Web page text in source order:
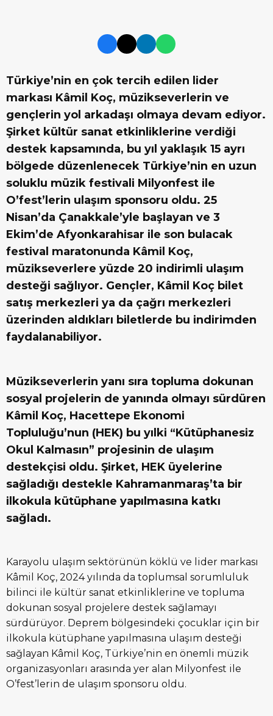
Türkiye’nin en çok tercih edilen lider
markası Kâmil Koç, müzikseverlerin ve
gençlerin yol arkadaşı olmaya devam ediyor.
Şirket kültür sanat etkinliklerine verdiği
destek kapsamında, bu yıl yaklaşık 15 ayrı
bölgede düzenlenecek Türkiye’nin en uzun
soluklu müzik festivali Milyonfest ile
O’fest’lerin ulaşım sponsoru oldu. 25
Nisan’da Çanakkale’yle başlayan ve 3
Ekim’de Afyonkarahisar ile son bulacak
festival maratonunda Kâmil Koç,
müzikseverlere yüzde 20 indirimli ulaşım
desteği sağlıyor. Gençler, Kâmil Koç bilet
satış merkezleri ya da çağrı merkezleri
üzerinden aldıkları biletlerde bu indirimden
faydalanabiliyor.
Müzikseverlerin yanı sıra topluma dokunan
sosyal projelerin de yanında olmayı sürdüren
Kâmil Koç, Hacettepe Ekonomi
Topluluğu’nun (HEK) bu yılki “Kütüphanesiz
Okul Kalmasın” projesinin de ulaşım
destekçisi oldu. Şirket, HEK üyelerine
sağladığı destekle Kahramanmaraş’ta bir
ilkokula kütüphane yapılmasına katkı
sağladı.
Karayolu ulaşım sektörünün köklü ve lider markası
Kâmil Koç, 2024 yılında da toplumsal sorumluluk
bilinci ile kültür sanat etkinliklerine ve topluma
dokunan sosyal projelere destek sağlamayı
sürdürüyor. Deprem bölgesindeki çocuklar için bir
ilkokula kütüphane yapılmasına ulaşım desteği
sağlayan Kâmil Koç, Türkiye’nin en önemli müzik
organizasyonları arasında yer alan Milyonfest ile
O’fest’lerin de ulaşım sponsoru oldu.